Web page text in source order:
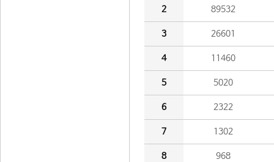
2 89532
3 26601
4 11460
5 5020
6 2322
7 1302
8 968